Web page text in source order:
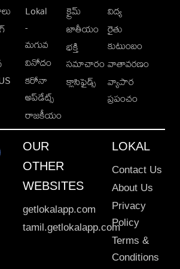
Lokal
-
మగువ
వినోదం
కరోనా
అప్‌డేట్స్
రాజకీయం
క్రైమ్
జాతీయం
భక్తి
సమాచారం
క్లాసిఫైడ్స్
విద్య
రైతు
కుటుంబం
వాతావరణం
వ్యాపార
ప్రపంచం
OUR
OTHER
WEBSITES
getlokalapp.com
tamil.getlokalapp.com
LOKAL
Contact Us
About Us
Privacy
Policy
Terms &
Conditions